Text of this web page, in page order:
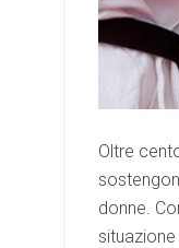
Oltre
donne.